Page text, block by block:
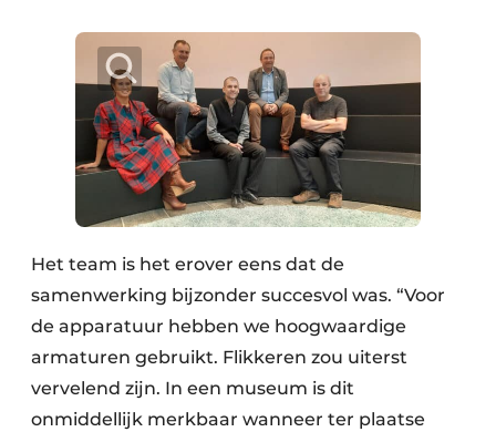
Het team is het erover eens dat de
samenwerking bijzonder succesvol was. “Voor
de apparatuur hebben we hoogwaardige
armaturen gebruikt. Flikkeren zou uiterst
vervelend zijn. In een museum is dit
onmiddellijk merkbaar wanneer ter plaatse